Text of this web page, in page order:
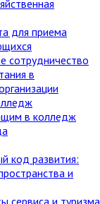
для приема
сотрудничество
в
в колледж
код развития:
и
сервиса и